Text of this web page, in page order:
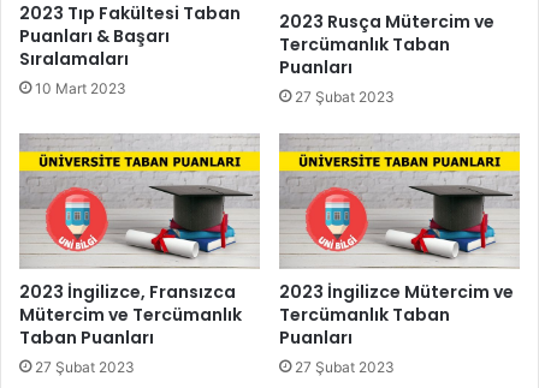
2023 Tıp Fakültesi Taban
Puanları & Başarı
Sıralamaları
10 Mart 2023
2023 Rusça Mütercim ve
Tercümanlık Taban
Puanları
27 Şubat 2023
2023 İngilizce, Fransızca
Mütercim ve Tercümanlık
Taban Puanları
27 Şubat 2023
2023 İngilizce Mütercim ve
Tercümanlık Taban
Puanları
27 Şubat 2023